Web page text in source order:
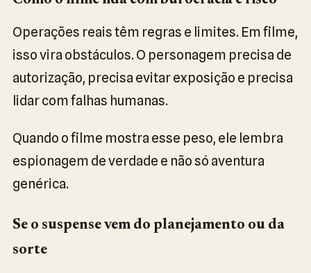
Operações reais têm regras e limites. Em filme,
isso vira obstáculos. O personagem precisa de
autorização, precisa evitar exposição e precisa
lidar com falhas humanas.
Quando o filme mostra esse peso, ele lembra
espionagem de verdade e não só aventura
genérica.
Se o suspense vem do planejamento ou da
sorte